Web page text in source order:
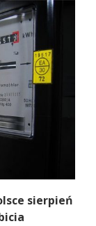
sierpień